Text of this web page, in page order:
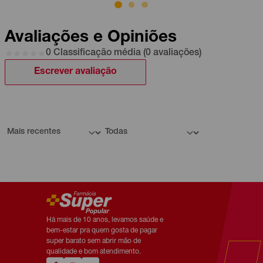
Avaliações e Opiniões
0 Classificação média (0 avaliações)
Escrever avaliação
Há mais de 10 anos, levamos saúde e
bem-estar pra quem gosta de pagar
super barato sem abrir mão de
qualidade e bom atendimento.